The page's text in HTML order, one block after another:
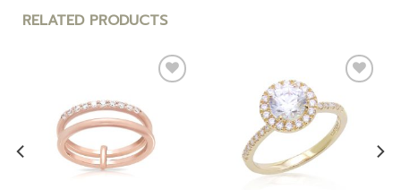
RELATED PRODUCTS
Add to
wishlist
Add to
wishlist